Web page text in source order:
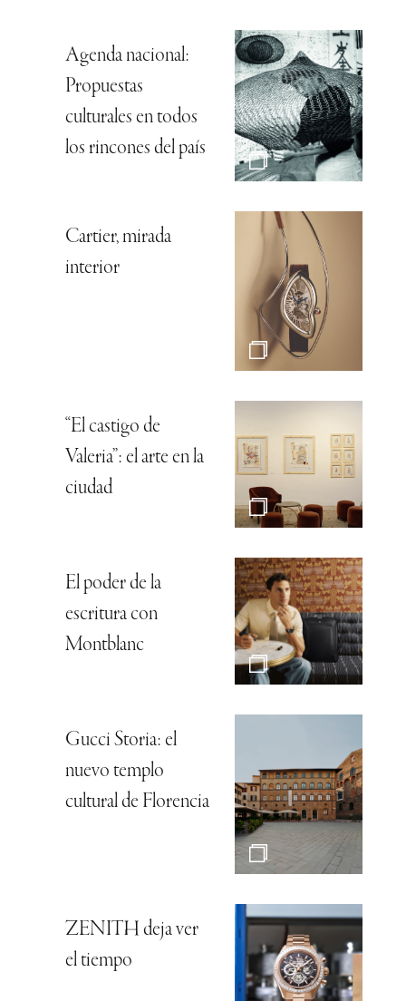
Agenda nacional:
Propuestas
culturales en todos
los rincones del país
Cartier, mirada
interior
“El castigo de
Valeria”: el arte en la
ciudad
El poder de la
escritura con
Montblanc
Gucci Storia: el
nuevo templo
cultural de Florencia
ZENITH deja ver
el tiempo